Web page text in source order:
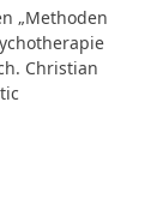
„Methoden
Christian